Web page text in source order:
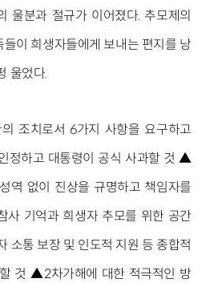
울분과 절규가 이어졌다. 추모제의
이 희생자들에게 보내는 편지를 낭
울었다.
조치로서 6가지 사항을 요구하고
정하고 대통령이 공식 사과할 것 ▲
역 없이 진상을 규명하고 책임자를
기억과 희생자 추모를 위한 공간
소통 보장 및 인도적 지원 등 종합적
것 ▲2차가해에 대한 적극적인 방